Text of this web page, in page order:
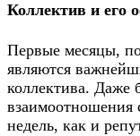
Коллектив и его
Первые месяцы,
являются
коллектива. Даже
взаимоотношения
недель, как и